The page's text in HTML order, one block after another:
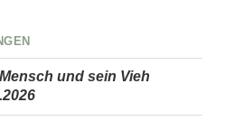
und sein Vieh